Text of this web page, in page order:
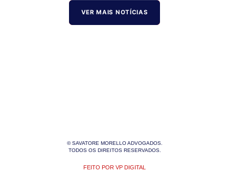
VER MAIS NOTÍCIAS
© SAVATORE MORELLO ADVOGADOS.
TODOS OS DIREITOS RESERVADOS.
FEITO POR VP DIGITAL